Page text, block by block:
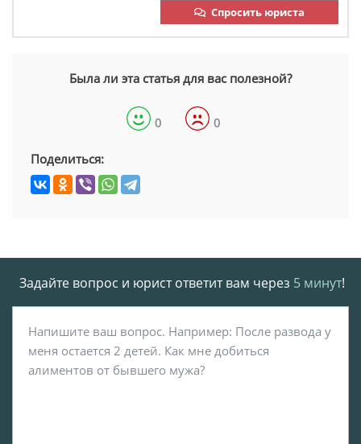
Спросить юриста
Была ли эта статья для вас полезной?
0 0
Поделиться:
Задайте вопрос и юрист ответит вам через 5 минут!